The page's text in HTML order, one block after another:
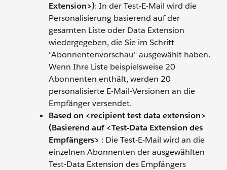
Extension>): In der Test-E-Mail wird die
Personalisierung basierend auf der
gesamten Liste oder Data Extension
wiedergegeben, die Sie im Schritt
"Abonnentenvorschau" ausgewählt haben.
Wenn Ihre Liste beispielsweise 20
Abonnenten enthält, werden 20
personalisierte E-Mail-Versionen an die
Empfänger versendet.
Based on <recipient test data extension>
(Basierend auf <Test-Data Extension des
Empfängers> : Die Test-E-Mail wird an die
einzelnen Abonnenten der ausgewählten
Test-Data Extension des Empfängers